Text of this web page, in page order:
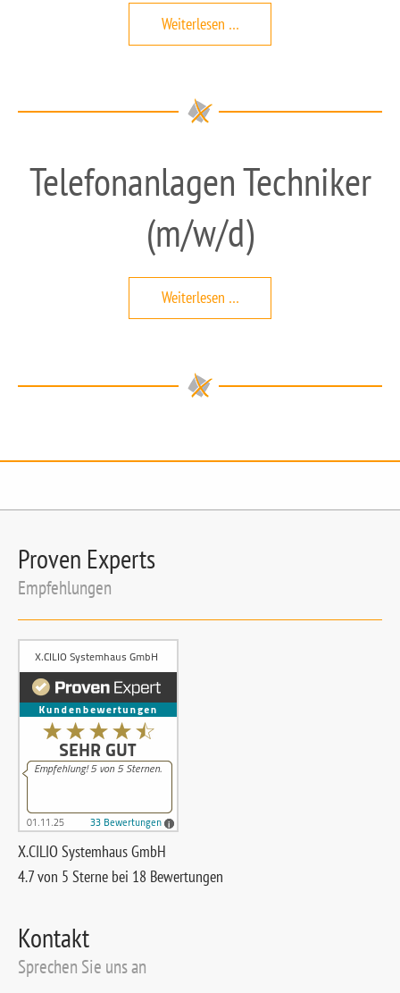
Weiterlesen …IT
Disponent
Telefonanlagen Techniker
(m/w/d)
Weiterlesen …Telefonanlagen
Techniker
Proven Experts
Empfehlungen
X.CILIO Systemhaus GmbH
4.7von 5 Sterne bei 18 Bewertungen
Kontakt
Sprechen Sie uns an